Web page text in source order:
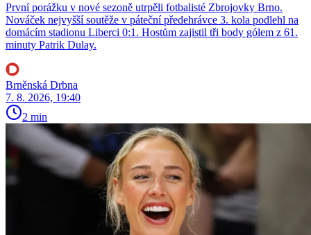
První porážku v nové sezoně utrpěli fotbalisté Zbrojovky Brno.
Nováček nejvyšší soutěže v páteční předehrávce 3. kola podlehl na
domácím stadionu Liberci 0:1. Hostům zajistil tři body gólem z 61.
minuty Patrik Dulay.
Brněnská Drbna
7. 8. 2026, 19:40
2 min